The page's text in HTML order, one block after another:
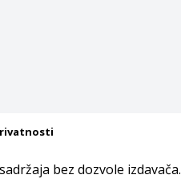
bez dozvole izdavača.